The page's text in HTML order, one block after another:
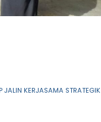
JALIN KERJASAMA STRATEGIK